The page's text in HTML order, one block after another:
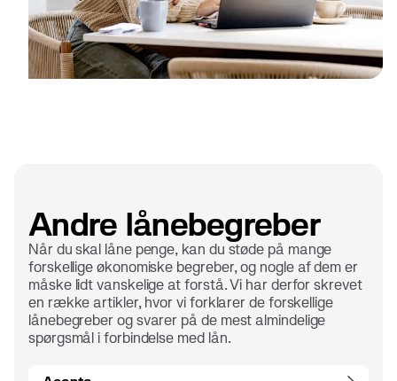
Andre lånebegreber
Når du skal låne penge, kan du støde på mange
forskellige økonomiske begreber, og nogle af dem er
måske lidt vanskelige at forstå. Vi har derfor skrevet
en række artikler, hvor vi forklarer de forskellige
lånebegreber og svarer på de mest almindelige
spørgsmål i forbindelse med lån.